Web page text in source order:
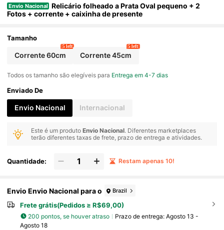
Envio Nacional Relicário folheado a Prata Oval pequeno + 2
Fotos + corrente + caixinha de presente
Tamanho
Corrente 60cm
5 left
Corrente 45cm
5 left
Todos os tamanho são elegíveis para Entrega em 4-7 dias
Enviado De
Envio Nacional Internacional
Este é um produtoEnvio Nacional. Diferentes marketplaces
terão diferentes taxas de frete, prazo de entrega e atividades.
Quantidade: Restam apenas 10!
Envio Envio Nacional para o Brazil
Frete grátis(Pedidos ≥ R$69,00)
200 pontos, se houver atraso Prazo de entrega: Agosto 13 -
Agosto 18